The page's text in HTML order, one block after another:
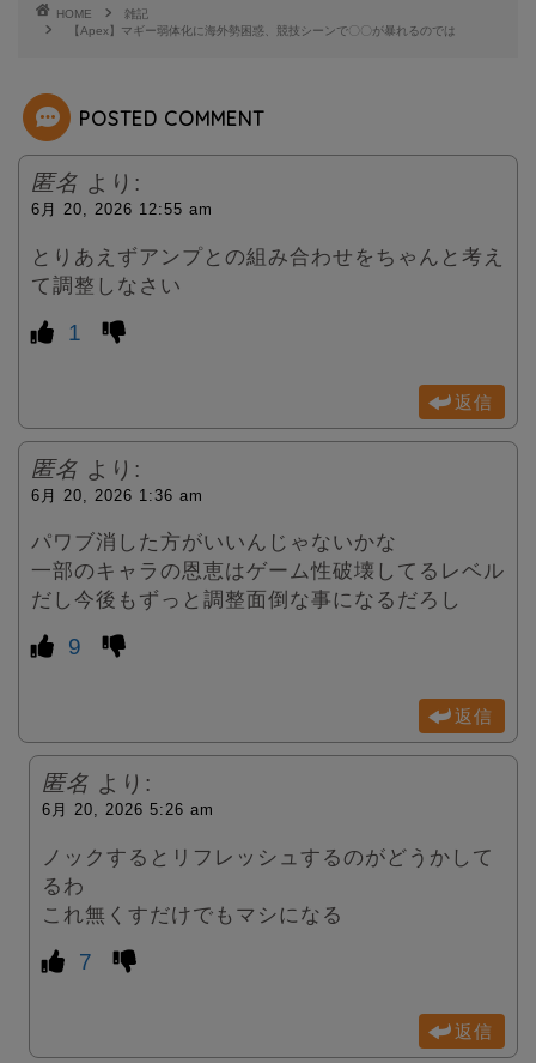
t
r
HOME
雑記
【Apex】マギー弱体化に海外勢困惑、競技シーンで〇〇が暴れるのでは
POSTED COMMENT
匿名 より:
6月 20, 2026 12:55 am
とりあえずアンプとの組み合わせをちゃんと考え
て調整しなさい
1
返信
匿名 より:
6月 20, 2026 1:36 am
パワブ消した方がいいんじゃないかな
一部のキャラの恩恵はゲーム性破壊してるレベル
だし今後もずっと調整面倒な事になるだろし
9
返信
匿名 より:
6月 20, 2026 5:26 am
ノックするとリフレッシュするのがどうかして
るわ
これ無くすだけでもマシになる
7
返信